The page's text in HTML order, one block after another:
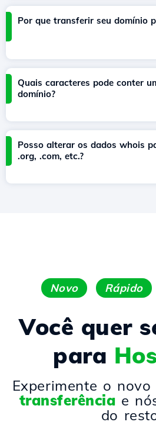
Por que transferir seu domínio
Quais caracteres pode conter
domínio?
Posso alterar os dados whois
.org, .com, etc.?
Novo Rápido
Você quer
para
Experimente o novo
transferência e
do